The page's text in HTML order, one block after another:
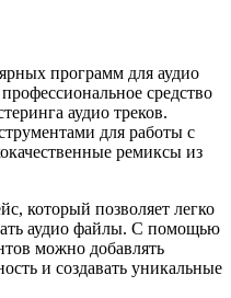
программ для аудио
средство
аудио треков.
для работы с
ремиксы из
который позволяет легко
аудио файлы. С помощью
можно добавлять
и создавать уникальные